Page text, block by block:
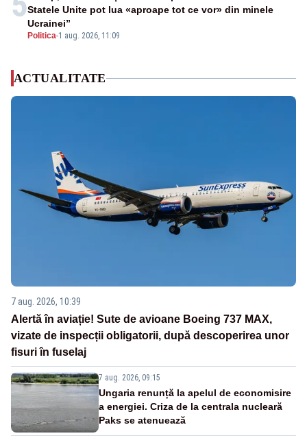
Politica-1 aug. 2026, 11:09
Statele Unite pot lua «aproape tot ce vor» din minele
Ucrainei”
ACTUALITATE
7 aug. 2026, 10:39
Alertă în aviație! Sute de avioane Boeing 737 MAX,
vizate de inspecții obligatorii, după descoperirea unor
fisuri în fuselaj
7 aug. 2026, 09:15
Ungaria renunță la apelul de economisire
a energiei. Criza de la centrala nucleară
Paks se atenuează